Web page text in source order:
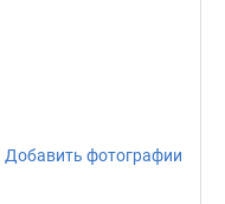
Добавить фотографии